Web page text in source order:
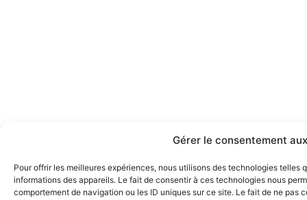
Gérer le consentement
Pour offrir les meilleures expériences, nous utilisons des technologies
informations des appareils. Le fait de consentir à ces technologies nous
comportement de navigation ou les ID uniques sur ce site. Le fait de ne pas